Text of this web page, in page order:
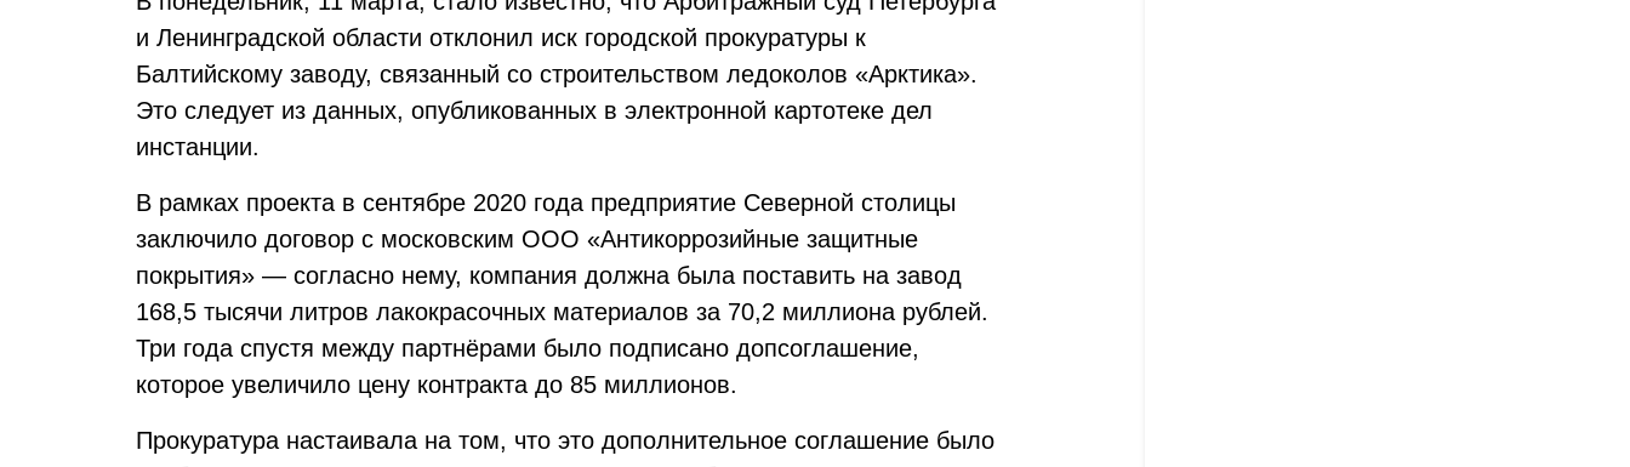
и Ленинградской области отклонил иск городской прокуратуры к
Балтийскому заводу, связанный со строительством ледоколов «Арктика».
Это следует из данных, опубликованных в электронной картотеке дел
инстанции.
В рамках проекта в сентябре 2020 года предприятие Северной столицы
заключило договор с московским ООО «Антикоррозийные защитные
покрытия» — согласно нему, компания должна была поставить на завод
168,5 тысячи литров лакокрасочных материалов за 70,2 миллиона рублей.
Три года спустя между партнёрами было подписано допсоглашение,
которое увеличило цену контракта до 85 миллионов.
Прокуратура настаивала на том, что это дополнительное соглашение было